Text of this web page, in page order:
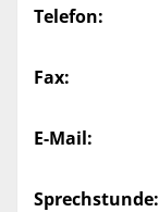
Telefon:
Fax:
E-Mail:
Sprechstunde: